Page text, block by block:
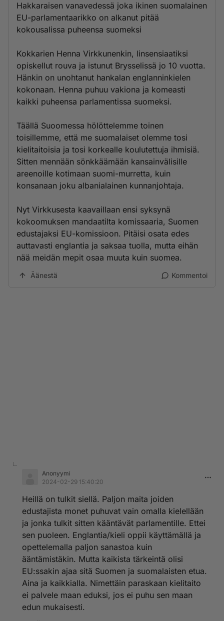
Hakkaraisen vanavedessä joka ikinen suomalainen
EU-parlamentaarikko on alkanut pitää
kokousalissa puheensa suomeksi
Kokkarien Henna Virkkunenkin, linsensiaatiksi
opiskellut rouva ja istunut Brysselissä jo 10 vuotta.
Hänkin on unohtanut hankalan englanninkielen
kokonaan. Henna puhuu vakiona ja komeasti
kaikki puheensa parlamentissa suomeksi.
Täällä Suoomessa hölöttelemme toinen
toisillemme, että me suomalaiset olemme tosi
kielitaitoisia ja tosi korkealle koulutettuja ihmisiä.
Sitten mennään sönkkäämään kansainvälisille
areenoille kotimaan suomi-murretta, kuin
konsanaan joku albanialainen kunnanjohtaja.
Nyt Virkkusesta kaavaillaan ensi syksynä
kokoomuksen mandaatilta komissaaria, Suomen
edustajaksi EU-komissioon. Pitäisi osata edes
auttavasti englantia ja saksaa tuolla, mutta eihän
nää meidän mepit osaa muuta kuin suomea.
Äänestä Kommentoi
Anonyymi
2024-02-29 15:40:20
Heillä on tulkit siellä. Paljon maita joiden
edustajista monet puhuvat vain omalla kielellään
ja jonka tulkit sitten kääntävät parlamentille. Ettei
sen puoleen. Englantia/kieli oppii käyttämällä ja
opettelemalla paljon sanastoa kuin
ääntämistäkin. Mutta kaikista tärkeintä olisi
EU:ssakin ajaa sitä Suomen ja suomalaisten etua.
Aina ja kaikkialla. Nimettäin paraskaan kielitaito
ei palvele maan eduksi, jos ei puhu sen maan
edun mukaisesti.